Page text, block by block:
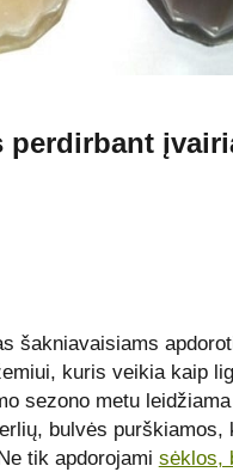
perdirbant
šakniavaisiams
kuris veikia kaip
sezono metu
bulvės purškiamos,
tik apdorojami sėklos,